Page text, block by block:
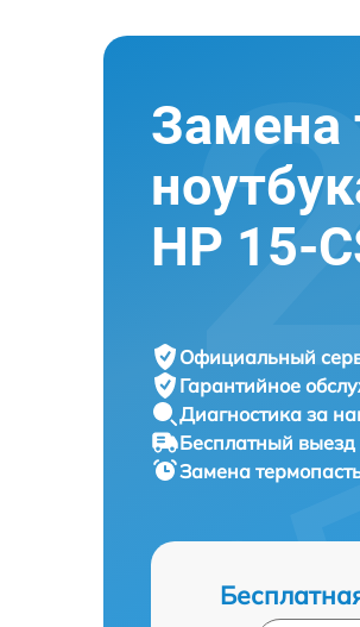
Замена
HP 15-
Официальный
Гарантийное
Диагностика за
Бесплатный
Замена